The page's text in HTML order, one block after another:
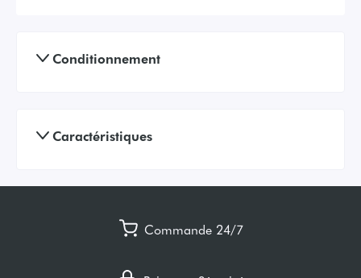
Conditionnement
Caractéristiques
Commande 24/7